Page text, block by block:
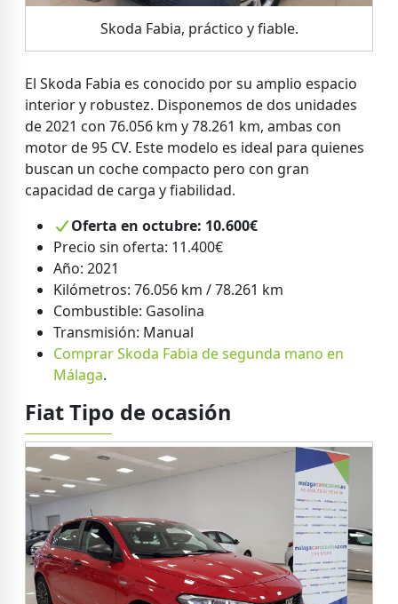
Skoda Fabia, práctico y fiable.
El Skoda Fabia es conocido por su amplio espacio
interior y robustez. Disponemos de dos unidades
de 2021 con 76.056 km y 78.261 km, ambas con
motor de 95 CV. Este modelo es ideal para quienes
buscan un coche compacto pero con gran
capacidad de carga y fiabilidad.
Oferta en octubre: 10.600€
Precio sin oferta: 11.400€
Año: 2021
Kilómetros: 76.056 km / 78.261 km
Combustible: Gasolina
Transmisión: Manual
Comprar Skoda Fabia de segunda mano en
Málaga.
Fiat Tipo de ocasión